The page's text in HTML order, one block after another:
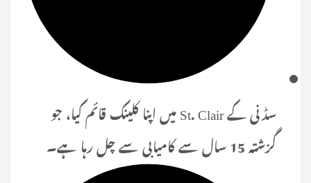
سڈنی کے St. Clair میں اپنا کلینک قائم کیا، جو
گزشتہ 15 سال سے کامیابی سے چل رہا ہے۔